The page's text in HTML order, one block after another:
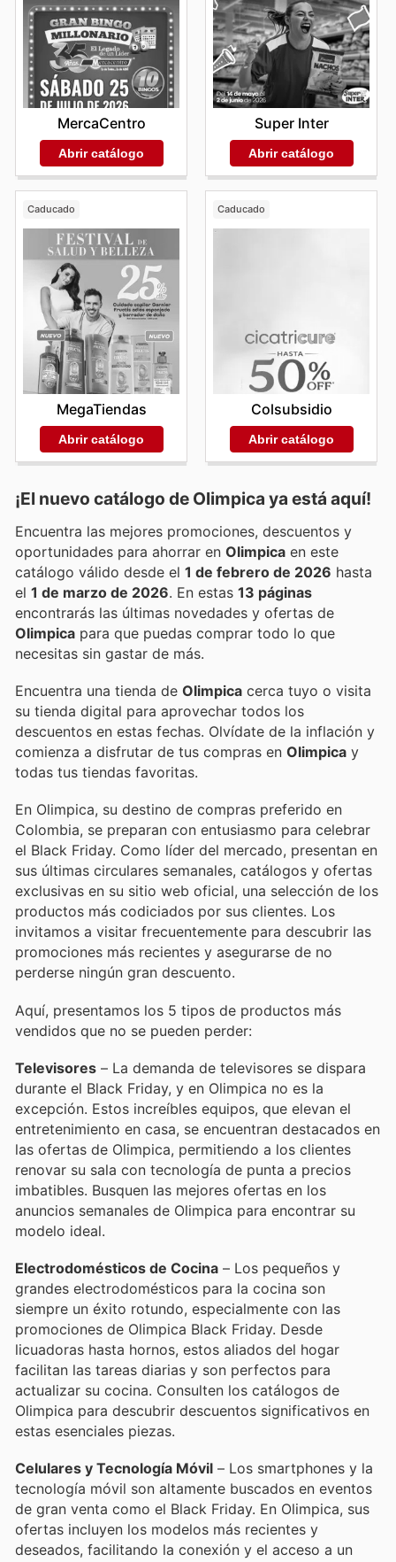
MercaCentro
Abrir catálogo
Super Inter
Abrir catálogo
Caducado
MegaTiendas
Abrir catálogo
Caducado
Colsubsidio
Abrir catálogo
¡El nuevo catálogo de Olimpica ya está aquí!
Encuentra las mejores promociones, descuentos y
oportunidades para ahorrar en Olimpica en este
catálogo válido desde el 1 de febrero de 2026 hasta
el 1 de marzo de 2026 . En estas 13 páginas
encontrarás las últimas novedades y ofertas de
Olimpica para que puedas comprar todo lo que
necesitas sin gastar de más.
Encuentra una tienda de Olimpica cerca tuyo o visita
su tienda digital para aprovechar todos los
descuentos en estas fechas. Olvídate de la inflación y
comienza a disfrutar de tus compras en Olimpica y
todas tus tiendas favoritas.
En Olimpica, su destino de compras preferido en
Colombia, se preparan con entusiasmo para celebrar
el Black Friday. Como líder del mercado, presentan en
sus últimas circulares semanales, catálogos y ofertas
exclusivas en su sitio web oficial, una selección de los
productos más codiciados por sus clientes. Los
invitamos a visitar frecuentemente para descubrir las
promociones más recientes y asegurarse de no
perderse ningún gran descuento.
Aquí, presentamos los 5 tipos de productos más
vendidos que no se pueden perder:
Televisores – La demanda de televisores se dispara
durante el Black Friday, y en Olimpica no es la
excepción. Estos increíbles equipos, que elevan el
entretenimiento en casa, se encuentran destacados en
las ofertas de Olimpica, permitiendo a los clientes
renovar su sala con tecnología de punta a precios
imbatibles. Busquen las mejores ofertas en los
anuncios semanales de Olimpica para encontrar su
modelo ideal.
Electrodomésticos de Cocina – Los pequeños y
grandes electrodomésticos para la cocina son
siempre un éxito rotundo, especialmente con las
promociones de Olimpica Black Friday. Desde
licuadoras hasta hornos, estos aliados del hogar
facilitan las tareas diarias y son perfectos para
actualizar su cocina. Consulten los catálogos de
Olimpica para descubrir descuentos significativos en
estas esenciales piezas.
Celulares y Tecnología Móvil – Los smartphones y la
tecnología móvil son altamente buscados en eventos
de gran venta como el Black Friday. En Olimpica, sus
ofertas incluyen los modelos más recientes y
deseados, facilitando la conexión y el acceso a un